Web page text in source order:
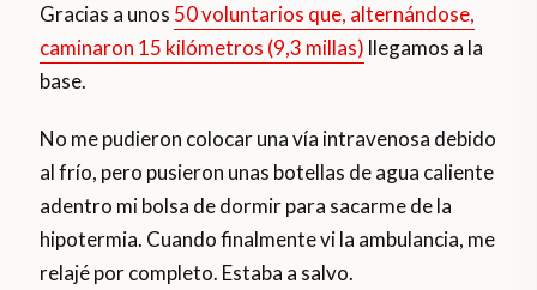
Gracias a unos 50 voluntarios que, alternándose,
caminaron 15 kilómetros (9,3 millas) llegamos a la
base.
No me pudieron colocar una vía intravenosa debido
al frío, pero pusieron unas botellas de agua caliente
adentro mi bolsa de dormir para sacarme de la
hipotermia. Cuando finalmente vi la ambulancia, me
relajé por completo. Estaba a salvo.